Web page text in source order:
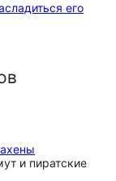
его
знакомство с
Экскурсия